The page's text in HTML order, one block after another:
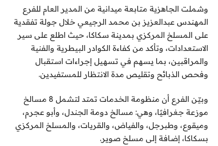
وشملت الجاهزية متابعة ميدانية من المدير العام للفرع
المهندس عبدالعزيز بن محمد الرجيعي خلال جولة تفقدية
على المسلخ المركزي بمدينة سكاكا، حيث اطلع على سير
الاستعدادات، وتأكد من كفاءة الكوادر البيطرية والفنية
والمراقبين، بما يسهم في تسهيل إجراءات استقبال
وفحص الذبائح وتقليص مدة الانتظار للمستفيدين.
وبيّن الفرع أن منظومة الخدمات تمتد لتشمل 8 مسالخ
موزعة جغرافيًا، وهي: مسالخ دومة الجندل، وأبو عجرم،
وميقوع، وطبرجل، والفياض، والقريات، والمسلخ المركزي
بسكاكا، إضافة إلى مسلخ صوير.